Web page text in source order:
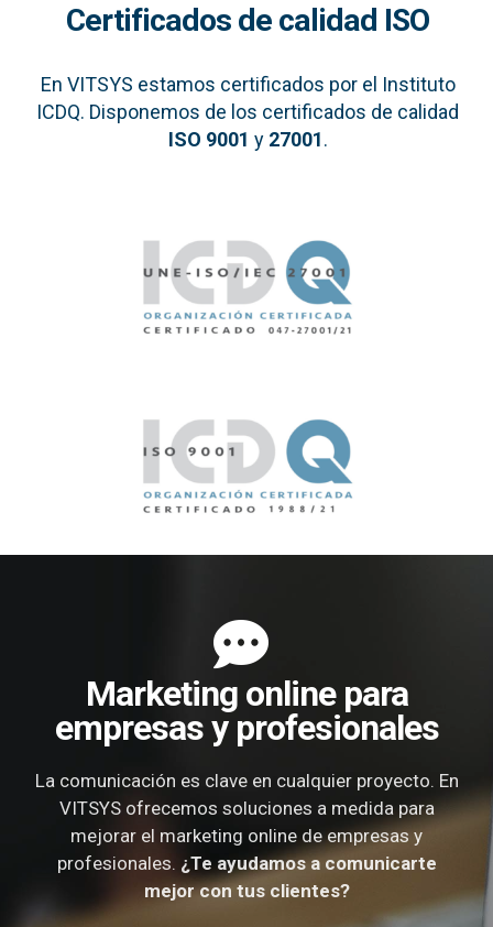
Certificados de calidad ISO
En VITSYS estamos certificados por el Instituto
ICDQ. Disponemos de los certificados de calidad
ISO 9001 y 27001.
Marketing online para
empresas y profesionales
La comunicación es clave en cualquier proyecto. En
VITSYS ofrecemos soluciones a medida para
mejorar el marketing online de empresas y
profesionales. ¿Te ayudamos a comunicarte
mejor con tus clientes?